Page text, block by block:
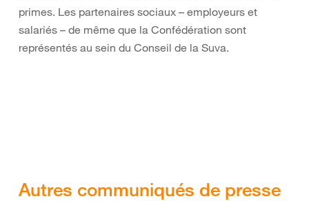
primes. Les partenaires sociaux – employeurs et
salariés – de même que la Confédération sont
représentés au sein du Conseil de la Suva.
Autres communiqués de presse